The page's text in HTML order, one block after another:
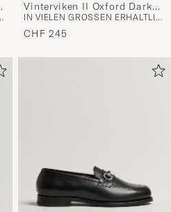
Vinterviken II Oxford Dark
Brown Suede
IN VIELEN GRÖSSEN ERHÄLTLICH
CHF 245